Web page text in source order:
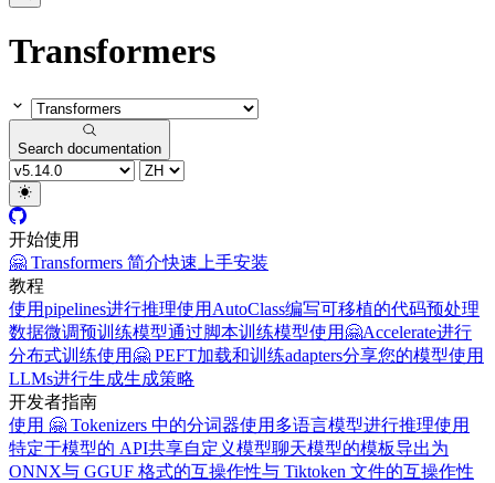
Transformers
Search documentation
开始使用
🤗 Transformers 简介快速上手安装
教程
使用pipelines进行推理使用AutoClass编写可移植的代码预处理
数据微调预训练模型通过脚本训练模型使用🤗Accelerate进行
分布式训练使用🤗 PEFT加载和训练adapters分享您的模型使用
LLMs进行生成生成策略
开发者指南
使用 🤗 Tokenizers 中的分词器使用多语言模型进行推理使用
特定于模型的 API共享自定义模型聊天模型的模板导出为
ONNX与 GGUF 格式的互操作性与 Tiktoken 文件的互操作性